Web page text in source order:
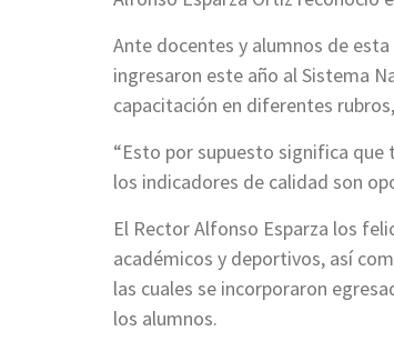
Ante docentes y alumnos de
ingresaron este año al Sistema
capacitación en diferentes
“Esto por supuesto significa
los indicadores de calidad son
El Rector Alfonso Esparza los
académicos y deportivos, así
las cuales se incorporaron
los alumnos.